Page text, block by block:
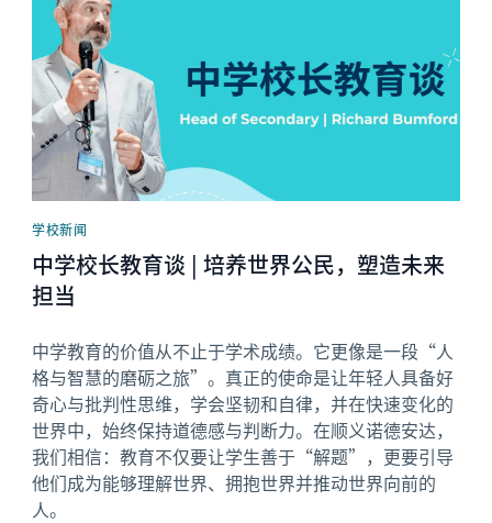
学校新闻
中学校长教育谈 | 培养世界公民，塑造未来
担当
中学教育的价值从不止于学术成绩。它更像是一段“人
格与智慧的磨砺之旅”。真正的使命是让年轻人具备好
奇心与批判性思维，学会坚韧和自律，并在快速变化的
世界中，始终保持道德感与判断力。在顺义诺德安达，
我们相信：教育不仅要让学生善于“解题”，更要引导
他们成为能够理解世界、拥抱世界并推动世界向前的
人。